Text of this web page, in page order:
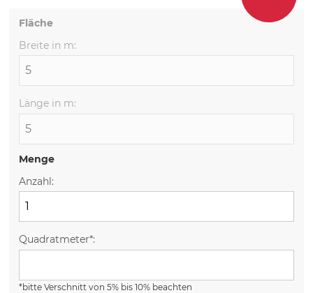
Fläche
Breite in m:
Länge in m:
Menge
Anzahl:
Quadratmeter*:
*bitte Verschnitt von 5% bis 10% beachten